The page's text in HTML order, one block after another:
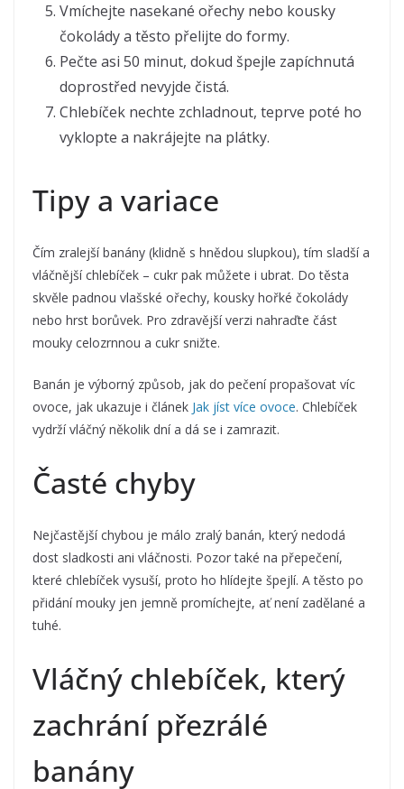
Vmíchejte nasekané ořechy nebo kousky
čokolády a těsto přelijte do formy.
Pečte asi 50 minut, dokud špejle zapíchnutá
doprostřed nevyjde čistá.
Chlebíček nechte zchladnout, teprve poté ho
vyklopte a nakrájejte na plátky.
Tipy a variace
Čím zralejší banány (klidně s hnědou slupkou), tím sladší a
vláčnější chlebíček – cukr pak můžete i ubrat. Do těsta
skvěle padnou vlašské ořechy, kousky hořké čokolády
nebo hrst borůvek. Pro zdravější verzi nahraďte část
mouky celozrnnou a cukr snižte.
Banán je výborný způsob, jak do pečení propašovat víc
ovoce, jak ukazuje i článek Jak jíst více ovoce. Chlebíček
vydrží vláčný několik dní a dá se i zamrazit.
Časté chyby
Nejčastější chybou je málo zralý banán, který nedodá
dost sladkosti ani vláčnosti. Pozor také na přepečení,
které chlebíček vysuší, proto ho hlídejte špejlí. A těsto po
přidání mouky jen jemně promíchejte, ať není zadělané a
tuhé.
Vláčný chlebíček, který
zachrání přezrálé
banány